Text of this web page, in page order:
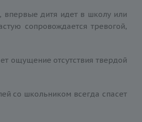
впервые дитя идет в школу или
сопровождается тревогой,
ощущение отсутствия твердой
со школьником всегда спасет